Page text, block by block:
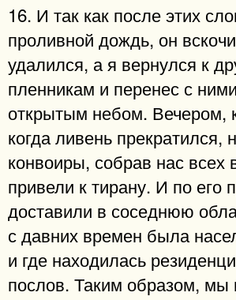
16. И так как после этих
проливной дождь, он
удалился, а я вернулся к
пленникам и перенес с
открытым небом. Вечером,
когда ливень прекратился,
конвоиры, собрав нас всех
привели к тирану. И по его
доставили в соседнюю
с давних времен была
и где находилась
послов. Таким образом, мы